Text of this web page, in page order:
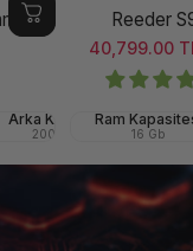
Arka Kamera
200 Mp
Reeder
Satış ücreti
40,799.00
Normal
Ram
16 Gb